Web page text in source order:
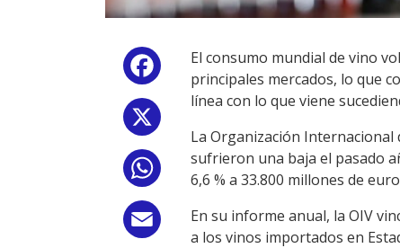
Facebook
WhatsApp
Email
El consumo mundial de vino
principales mercados, lo que
línea con lo que viene
La Organización Internacional
sufrieron una baja el pasado
6,6 % a 33.800 millones de
En su informe anual, la OIV
a los vinos importados en